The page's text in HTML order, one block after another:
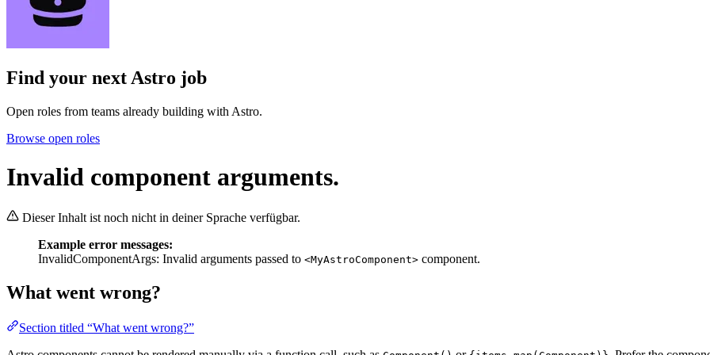
Find your next Astro job
Open roles from teams already building with Astro.
Browse open roles
Invalid component arguments.
Dieser Inhalt ist noch nicht in deiner Sprache verfügbar.
Example error messages:
InvalidComponentArgs: Invalid arguments passed to <MyAstroComponent> component.
What went wrong?
Section titled “What went wrong?”